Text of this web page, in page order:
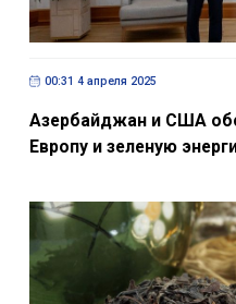
00:31 4 апреля 2025
Азербайджан и США
Европу и зеленую